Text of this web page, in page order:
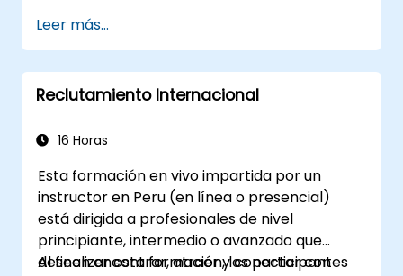
comunicarlas eficazmente.
Generar confianza e influir en otros
mediante una comunicación efectiva.
Leer más...
Reclutamiento Internacional
16 Horas
Esta formación en vivo impartida por un
instructor en Peru (en línea o presencial)
está dirigida a profesionales de nivel
principiante, intermedio o avanzado que
deseen encontrar, atraer y conectar con
Al finalizar esta formación, los participantes